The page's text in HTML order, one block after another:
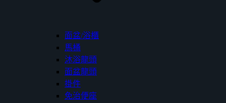
面盆/浴櫃
馬桶
沐浴龍頭
面盆龍頭
掛件
免治便座